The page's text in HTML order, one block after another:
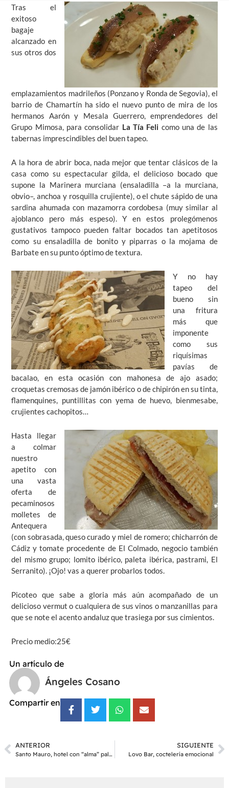
Tras el
exitoso
bagaje
alcanzado en
sus otros dos
emplazamientos madrileños (Ponzano y Ronda de Segovia), el
barrio de Chamartín ha sido el nuevo punto de mira de los
hermanos Aarón y Mesala Guerrero, emprendedores del
Grupo Mimosa, para consolidar La Tía Feli como una de las
tabernas imprescindibles del buen tapeo.
A la hora de abrir boca, nada mejor que tentar clásicos de la
casa como su espectacular gilda, el delicioso bocado que
supone la Marinera murciana (ensaladilla –a la murciana,
obvio–, anchoa y rosquilla crujiente), o el chute sápido de una
sardina ahumada con mazamorra cordobesa (muy similar al
ajoblanco pero más espeso). Y en estos prolegómenos
gustativos tampoco pueden faltar bocados tan apetitosos
como su ensaladilla de bonito y piparras o la mojama de
Barbate en su punto óptimo de textura.
Y no hay
tapeo del
bueno sin
una fritura
más que
imponente
como sus
riquísimas
pavías de
bacalao, en esta ocasión con mahonesa de ajo asado;
croquetas cremosas de jamón ibérico o de chipirón en su tinta,
flamenquines, puntillitas con yema de huevo, bienmesabe,
crujientes cachopitos…
Hasta llegar
a colmar
nuestro
apetito con
una vasta
oferta de
pecaminosos
molletes de
Antequera
(con sobrasada, queso curado y miel de romero; chicharrón de
Cádiz y tomate procedente de El Colmado, negocio también
del mismo grupo; lomito ibérico, paleta ibérica, pastrami, El
Serranito). ¡Ojo! vas a querer probarlos todos.
Picoteo que sabe a gloria más aún acompañado de un
delicioso vermut o cualquiera de sus vinos o manzanillas para
que se note el acento andaluz que trasiega por sus cimientos.
Precio medio:25€
Un artículo de
Ángeles Cosano
Compartir en
ANTERIOR
Santo Mauro, hotel con “alma” palaciega
SIGUIENTE
Lovo Bar, coctelería emocional